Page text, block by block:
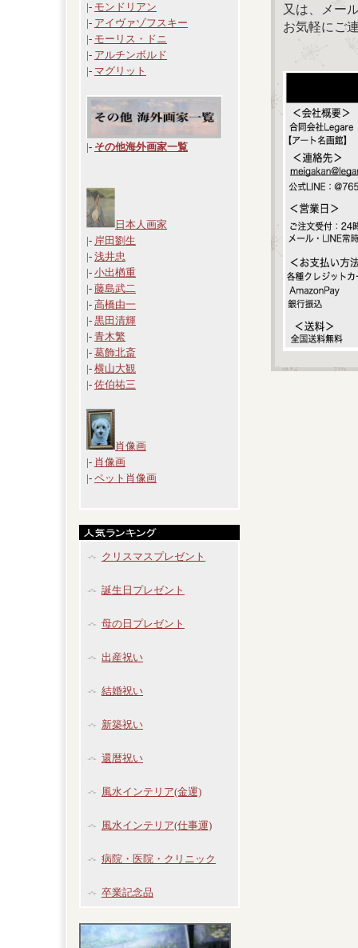
|- モンドリアン
|- アイヴァゾフスキー
|- モーリス・ドニ
|- アルチンボルド
|- マグリット
|- その他海外画家一覧
日本人画家
|- 岸田劉生
|- 浅井忠
|- 小出楢重
|- 藤島武二
|- 高橋由一
|- 黒田清輝
|- 青木繁
|- 葛飾北斎
|- 横山大観
|- 佐伯祐三
肖像画
|- 肖像画
|- ペット肖像画
クリスマスプレゼント
誕生日プレゼント
母の日プレゼント
出産祝い
結婚祝い
新築祝い
還暦祝い
風水インテリア(金運)
風水インテリア(仕事運)
病院・医院・クリニック
卒業記念品
又は、メー
お気軽にご